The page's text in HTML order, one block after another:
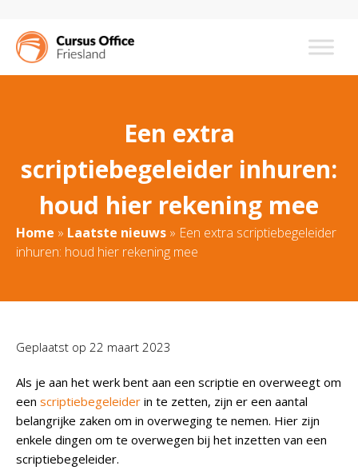
Een extra
scriptiebegeleider inhuren:
houd hier rekening mee
Home » Laatste nieuws » Een extra scriptiebegeleider
inhuren: houd hier rekening mee
Geplaatst op 22 maart 2023
Als je aan het werk bent aan een scriptie en overweegt om
een scriptiebegeleider in te zetten, zijn er een aantal
belangrijke zaken om in overweging te nemen. Hier zijn
enkele dingen om te overwegen bij het inzetten van een
scriptiebegeleider.